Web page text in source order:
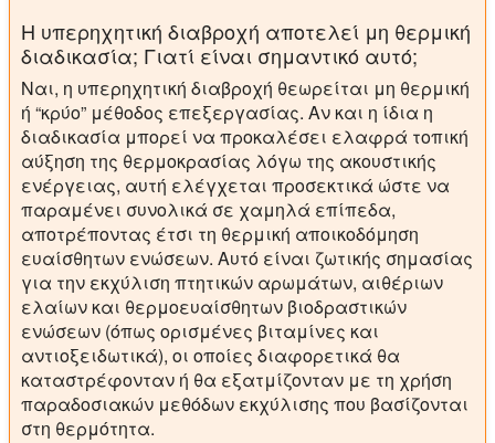
Η υπερηχητική διαβροχή αποτελεί μη θερμική
διαδικασία; Γιατί είναι σημαντικό αυτό;
Ναι, η υπερηχητική διαβροχή θεωρείται μη θερμική
ή “κρύο” μέθοδος επεξεργασίας. Αν και η ίδια η
διαδικασία μπορεί να προκαλέσει ελαφρά τοπική
αύξηση της θερμοκρασίας λόγω της ακουστικής
ενέργειας, αυτή ελέγχεται προσεκτικά ώστε να
παραμένει συνολικά σε χαμηλά επίπεδα,
αποτρέποντας έτσι τη θερμική αποικοδόμηση
ευαίσθητων ενώσεων. Αυτό είναι ζωτικής σημασίας
για την εκχύλιση πτητικών αρωμάτων, αιθέριων
ελαίων και θερμοευαίσθητων βιοδραστικών
ενώσεων (όπως ορισμένες βιταμίνες και
αντιοξειδωτικά), οι οποίες διαφορετικά θα
καταστρέφονταν ή θα εξατμίζονταν με τη χρήση
παραδοσιακών μεθόδων εκχύλισης που βασίζονται
στη θερμότητα.